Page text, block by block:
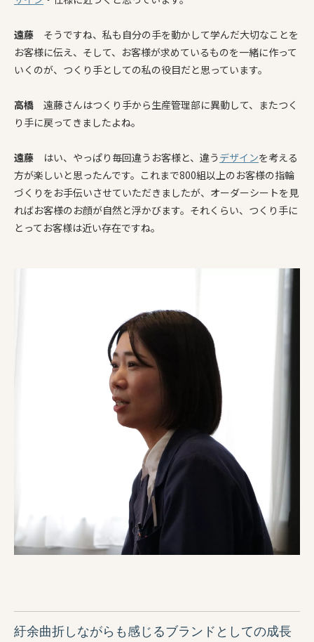
遠藤 そうですね、私も自分の手を動かして学んだ大切なことを
お客様に伝え、そして、お客様が求めているものを一緒に作って
いくのが、つくり手としての私の役目だと思っています。
高橋 遠藤さんはつくり手から生産管理部に異動して、またつく
り手に戻ってきましたよね。
遠藤 はい、やっぱり毎回違うお客様と、違う デザインを考える
方が楽しいと思ったんです。これまで800組以上のお客様の指輪
づくりをお手伝いさせていただきましたが、オーダーシートを見
ればお客様のお顔が自然と浮かびます。それくらい、つくり手に
とってお客様は近い存在ですね。
紆余曲折しながらも 感じるブランドとしての成長